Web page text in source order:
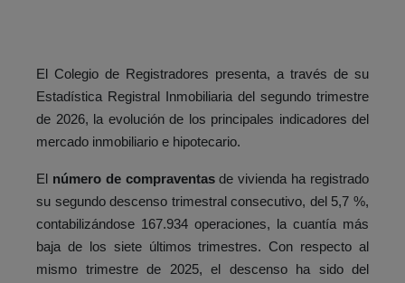
El Colegio de Registradores presenta, a través de su
Estadística Registral Inmobiliaria del segundo trimestre
de 2026, la evolución de los principales indicadores del
mercado inmobiliario e hipotecario.
El número de compraventasde vivienda ha registrado
su segundo descenso trimestral consecutivo, del 5,7 %,
contabilizándose 167.934 operaciones, la cuantía más
baja de los siete últimos trimestres. Con respecto al
mismo trimestre de 2025, el descenso ha sido del